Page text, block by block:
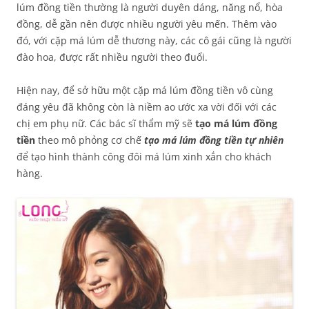
lúm đồng tiền thường là người duyên dáng, năng nổ, hòa
đồng, dễ gần nên được nhiều người yêu mến. Thêm vào
đó, với cặp má lúm dễ thương này, các cô gái cũng là người
đào hoa, được rất nhiều người theo đuổi.
Hiện nay, để sở hữu một cặp má lúm đồng tiền vô cùng
đáng yêu đã không còn là niềm ao ước xa vời đối với các
chị em phụ nữ. Các bác sĩ thẩm mỹ sẽ tạo má lúm đồng
tiền theo mô phỏng cơ chế tạo má lúm đồng tiền tự nhiên
để tạo hình thành công đôi má lúm xinh xắn cho khách
hàng.